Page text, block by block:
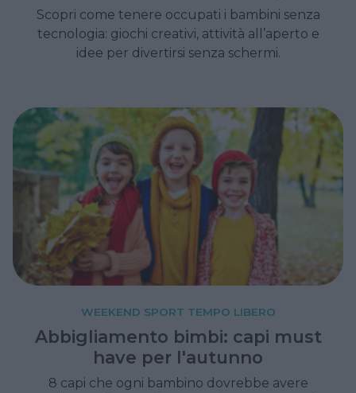
Scopri come tenere occupati i bambini senza
tecnologia: giochi creativi, attività all’aperto e
idee per divertirsi senza schermi.
WEEKEND SPORT TEMPO LIBERO
Abbigliamento bimbi: capi must
have per l'autunno
8 capi che ogni bambino dovrebbe avere